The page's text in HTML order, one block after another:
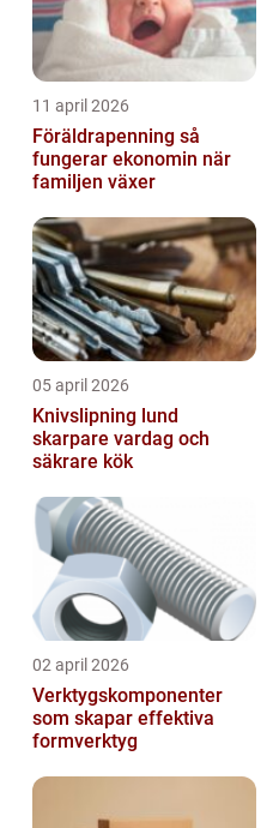
11 april 2026
Föräldrapenning så
fungerar ekonomin när
familjen växer
05 april 2026
Knivslipning lund
skarpare vardag och
säkrare kök
02 april 2026
Verktygskomponenter
som skapar effektiva
formverktyg